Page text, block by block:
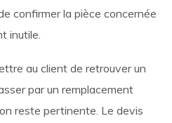
confirmer la pièce concernée
inutile.
au client de retrouver un
par un remplacement
reste pertinente. Le devis